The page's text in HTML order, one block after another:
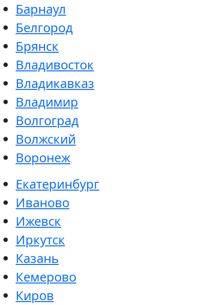
Барнаул
Белгород
Брянск
Владивосток
Владикавказ
Владимир
Волгоград
Волжский
Воронеж
Екатеринбург
Иваново
Ижевск
Иркутск
Казань
Кемерово
Киров